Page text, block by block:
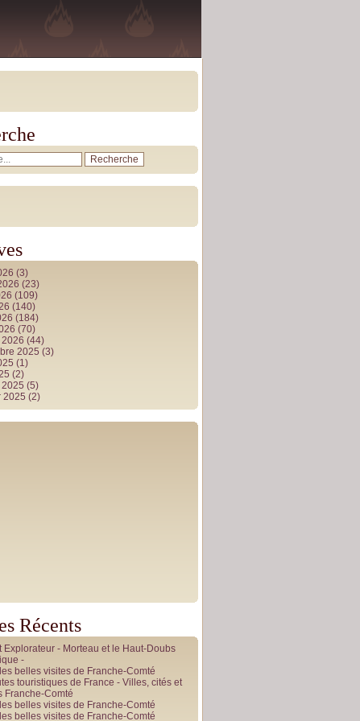
(3)
(23)
(109)
(140)
(184)
(70)
2026 (44)
2025 (3)
(1)
(2)
2025 (5)
2025 (2)
Récents
Explorateur - Morteau et le Haut-Doubs
-
belles visites de Franche-Comté
touristiques de France - Villes, cités et
Franche-Comté
belles visites de Franche-Comté
belles visites de Franche-Comté